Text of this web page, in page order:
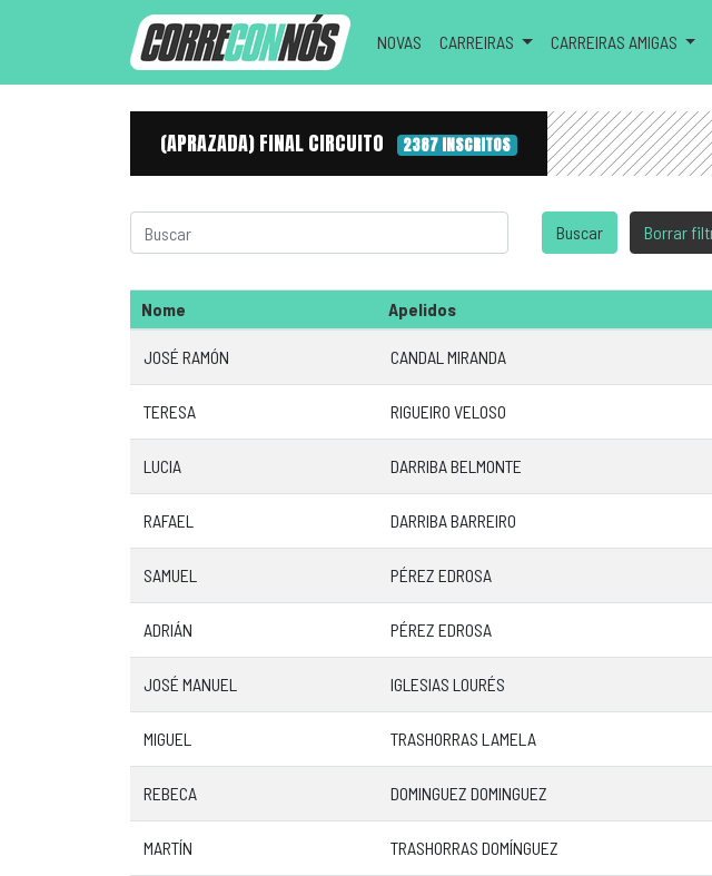
NOVAS CARREIRAS CARREIRAS AMIGAS
(APRAZADA) FINAL CIRCUITO 2387 INSCRITOS
Nome Apelidos
JOSÉ RAMÓN CANDAL MIRANDA
TERESA RIGUEIRO VELOSO
LUCIA DARRIBA BELMONTE
RAFAEL DARRIBA BARREIRO
SAMUEL PÉREZ EDROSA
ADRIÁN PÉREZ EDROSA
JOSÉ MANUEL IGLESIAS LOURÉS
MIGUEL TRASHORRAS LAMELA
REBECA DOMINGUEZ DOMINGUEZ
MARTÍN TRASHORRAS DOMÍNGUEZ